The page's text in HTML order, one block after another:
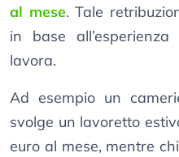
al mese. Tale
in base
lavora.
Ad esempio un
svolge un lavoretto
euro al mese, mentre